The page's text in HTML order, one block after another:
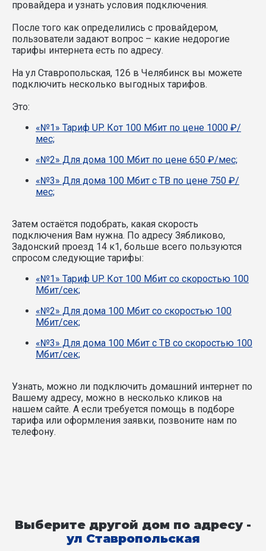
провайдера и узнать условия подключения.
После того как определились с провайдером,
пользователи задают вопрос – какие недорогие
тарифы интернета есть по адресу.
На ул Ставропольская, 126 в Челябинск вы можете
подключить несколько выгодных тарифов.
Это:
«№1» Тариф UP. Кот 100 Мбит по цене 1000 ₽/
мес;
«№2» Для дома 100 Мбит по цене 650 ₽/мес;
«№3» Для дома 100 Мбит с ТВ по цене 750 ₽/
мес;
Затем остаётся подобрать, какая скорость
подключения Вам нужна. По адресу Зябликово,
Задонский проезд 14 к1, больше всего пользуются
спросом следующие тарифы:
«№1» Тариф UP. Кот 100 Мбит со скоростью 100
Мбит/сек;
«№2» Для дома 100 Мбит со скоростью 100
Мбит/сек;
«№3» Для дома 100 Мбит с ТВ со скоростью 100
Мбит/сек;
Узнать, можно ли подключить домашний интернет по
Вашему адресу, можно в несколько кликов на
нашем сайте. А если требуется помощь в подборе
тарифа или оформления заявки, позвоните нам по
телефону.
Выберите другой дом по адресу -
ул Ставропольская